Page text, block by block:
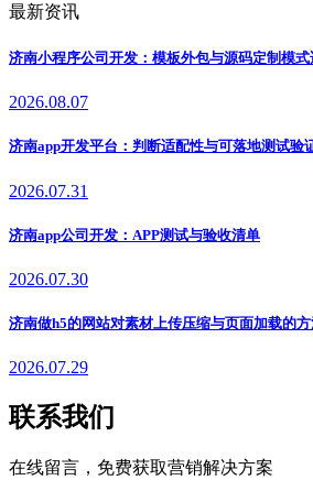
最新资讯
济南小程序公司开发：模板外包与源码定制模
2026.08.07
济南app开发平台：判断适配性与可落地测试验
2026.07.31
济南app公司开发：APP测试与验收清单
2026.07.30
济南做h5的网站对素材上传压缩与页面加载的
2026.07.29
联系我们
在线留言，免费获取营销解决方案